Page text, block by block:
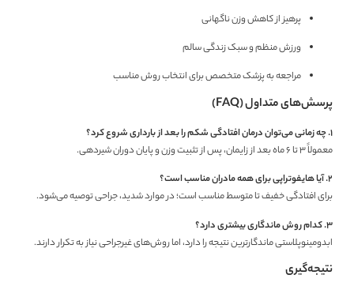
پرهیز از کاهش وزن ناگهانی
ورزش منظم و سبک زندگی سالم
مراجعه به پزشک متخصص برای انتخاب روش مناسب
پرسش‌های متداول (FAQ)
۱. چه زمانی می‌توان درمان افتادگی شکم را بعد از بارداری شروع کرد؟
معمولاً ۳ تا ۶ ماه بعد از زایمان، پس از تثبیت وزن و پایان دوران شیردهی.
۲. آیا هایفوتراپی برای همه مادران مناسب است؟
برای افتادگی خفیف تا متوسط مناسب است؛ در موارد شدید، جراحی توصیه می‌شود.
۳. کدام روش ماندگاری بیشتری دارد؟
ابدومینوپلاستی ماندگارترین نتیجه را دارد، اما روش‌های غیرجراحی نیاز به تکرار دارند.
نتیجه‌گیری